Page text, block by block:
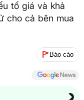
tố giá và khả
cho cả bên mua
Báo cáo